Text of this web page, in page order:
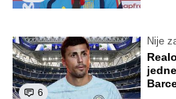
6
Nije